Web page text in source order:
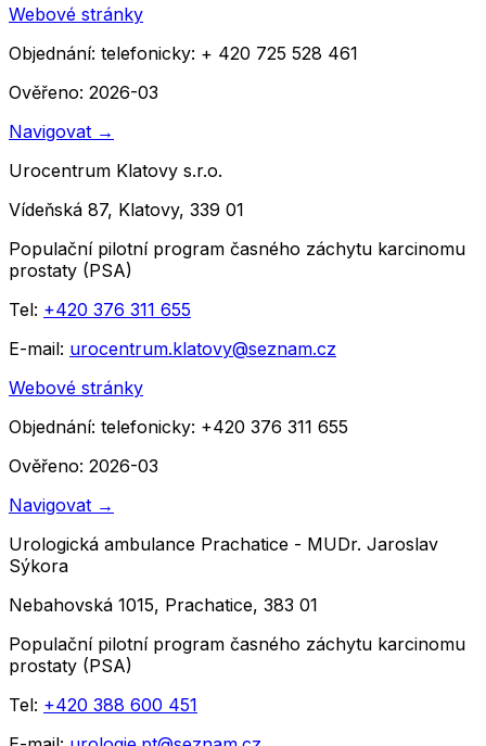
Webové stránky
Objednání: telefonicky: + 420 725 528 461
Ověřeno: 2026-03
Navigovat →
Urocentrum Klatovy s.r.o.
Vídeňská 87, Klatovy, 339 01
Populační pilotní program časného záchytu karcinomu
prostaty (PSA)
Tel: +420 376 311 655
E-mail: urocentrum.klatovy@seznam.cz
Webové stránky
Objednání: telefonicky: +420 376 311 655
Ověřeno: 2026-03
Navigovat →
Urologická ambulance Prachatice - MUDr. Jaroslav
Sýkora
Nebahovská 1015, Prachatice, 383 01
Populační pilotní program časného záchytu karcinomu
prostaty (PSA)
Tel: +420 388 600 451